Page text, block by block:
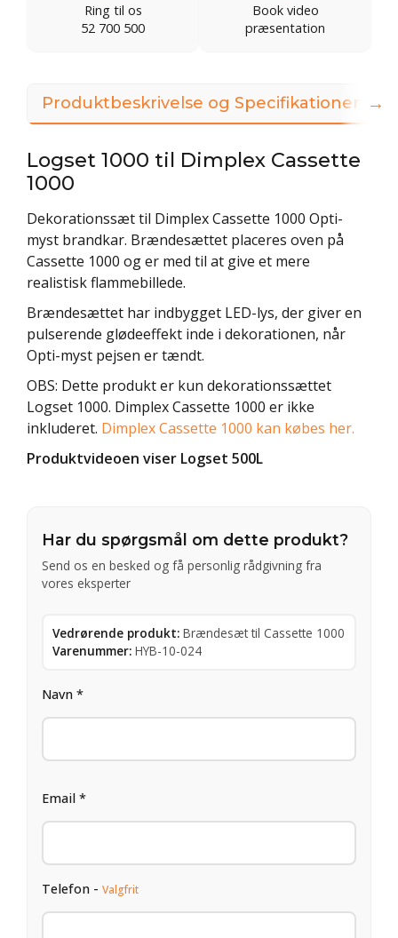
Ring til os
52 700 500
Book video
præsentation
Produktbeskrivelse og Specifikationer
Logset 1000 til Dimplex Cassette
1000
Dekorationssæt til Dimplex Cassette 1000 Opti-
myst brandkar. Brændesættet placeres oven på
Cassette 1000 og er med til at give et mere
realistisk flammebillede.
Brændesættet har indbygget LED-lys, der giver en
pulserende glødeeffekt inde i dekorationen, når
Opti-myst pejsen er tændt.
OBS: Dette produkt er kun dekorationssættet
Logset 1000. Dimplex Cassette 1000 er ikke
inkluderet. Dimplex Cassette 1000 kan købes her.
Produktvideoen viser Logset 500L
Har du spørgsmål om dette produkt?
Send os en besked og få personlig rådgivning fra
vores eksperter
Vedrørende produkt: Brændesæt til Cassette 1000
Varenummer: HYB-10-024
Navn *
Email *
Telefon - Valgfrit
→